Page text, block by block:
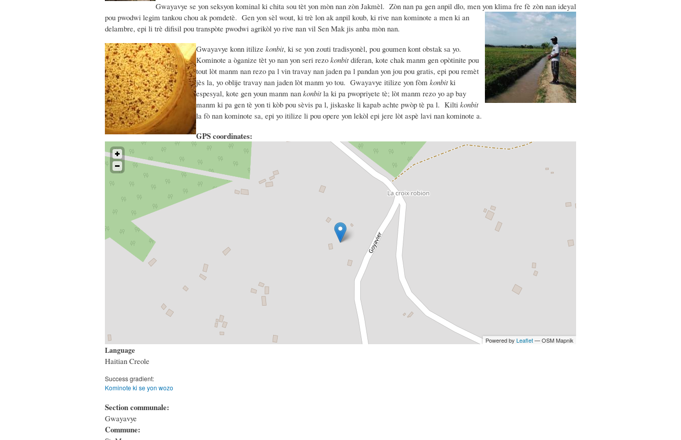
Gwayavye se yon seksyon kominal ki chita sou tèt yon mòn nan zòn Jakmèl. Zòn nan pa gen anpil dlo, men yon klima fre fè zòn nan ideyal
pou pwodwi legim tankou chou ak pomdetè. Gen yon sèl wout, ki trè lon ak anpil koub, ki rive nan kominote a men ki an
delambre, epi li trè difisil pou transpòte pwodwi agrikòl yo rive nan vil Sen Mak jis anba mòn nan.
Gwayavye konn itilize konbit, ki se yon zouti tradisyonèl, pou goumen kont obstak sa yo.
Kominote a òganize tèt yo nan yon seri rezo konbitdiferan, kote chak manm gen opòtinite pou
tout lòt manm nan rezo pa l vin travay nan jaden pa l pandan yon jou pou gratis, epi pou remèt
jès la, yo oblije travay nan jaden lòt manm yo tou. Gwayavye itilize yon fòm konbitki
espesyal, kote gen youn manm nan konbitla ki pa pwopriyete tè; lòt manm rezo yo ap bay
manm ki pa gen tè yon ti kòb pou sèvis pa l, jiskaske li kapab achte pwòp tè pa l. Kilti konbit
la fò nan kominote sa, epi yo itilize li pou opere yon lekòl epi jere lòt aspè lavi nan kominote a.
GPS coordinates:
Powered by Leaflet— OSM Mapnik
Language
Haitian Creole
Success gradient:
Kominote ki se yon wozo
Section communale:
Gwayavye
Commune: